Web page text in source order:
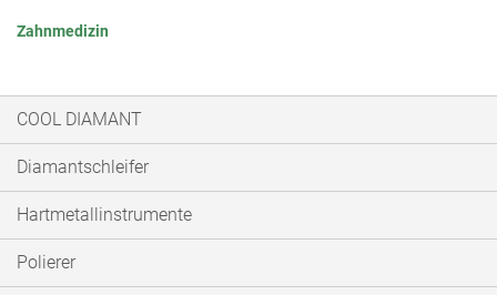
Zahnmedizin
COOL DIAMANT
Diamantschleifer
Hartmetallinstrumente
Polierer